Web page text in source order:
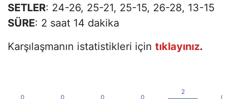
SETLER: 24-26, 25-21, 25-15, 26-28, 13-15
SÜRE: 2 saat 14 dakika
Karşılaşmanın istatistikleri için tıklayınız.